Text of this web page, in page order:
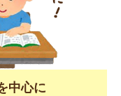
中心に